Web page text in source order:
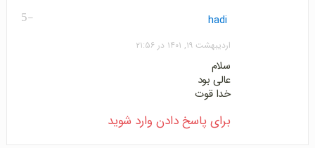
-5 hadi
اردیبهشت ۱۹, ۱۴۰۱ در ۲۱:۵۶
سلام
عالی بود
خدا قوت
برای پاسخ دادن وارد شوید